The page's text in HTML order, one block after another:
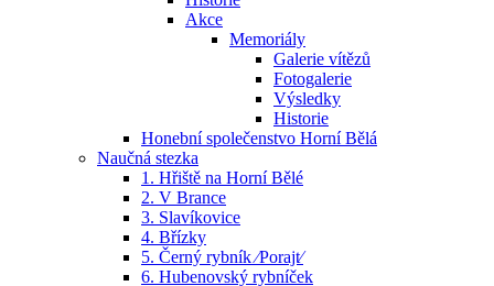
Akce
Memoriály
Galerie vítězů
Fotogalerie
Výsledky
Historie
Honební společenstvo Horní Bělá
Naučná stezka
1. Hřiště na Horní Bělé
2. V Brance
3. Slavíkovice
4. Břízky
5. Černý rybník ⁄Porajt⁄
6. Hubenovský rybníček